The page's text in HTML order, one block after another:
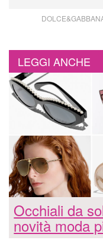
LEGGI ANCHE
Occhiali da
novità moda